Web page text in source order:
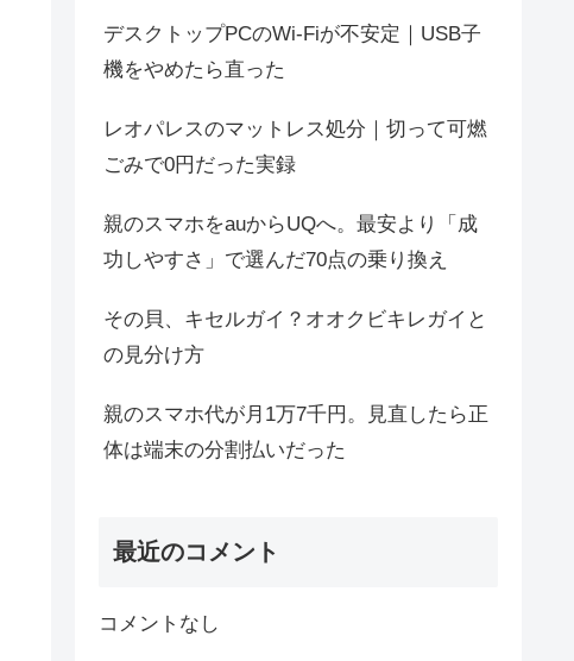
デスクトップPCのWi-Fiが不安定｜USB子
機をやめたら直った
レオパレスのマットレス処分｜切って可燃
ごみで0円だった実録
親のスマホをauからUQへ。最安より「成
功しやすさ」で選んだ70点の乗り換え
その貝、キセルガイ？オオクビキレガイと
の見分け方
親のスマホ代が月1万7千円。見直したら正
体は端末の分割払いだった
最近のコメント
コメントなし